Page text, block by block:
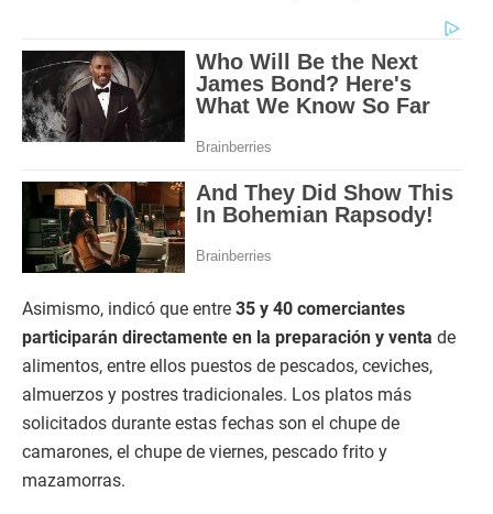
Asimismo, indicó que entre 35 y 40 comerciantes
participarán directamente en la preparación y venta de
alimentos, entre ellos puestos de pescados, ceviches,
almuerzos y postres tradicionales. Los platos más
solicitados durante estas fechas son el chupe de
camarones, el chupe de viernes, pescado frito y
mazamorras.